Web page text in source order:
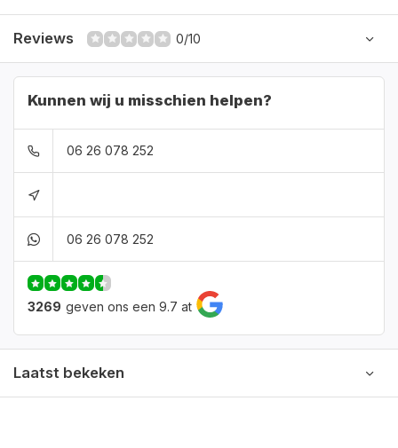
Reviews 0/10
Kunnen wij u misschien helpen?
06 26 078 252
06 26 078 252
3269 geven ons een 9.7 at
Laatst bekeken